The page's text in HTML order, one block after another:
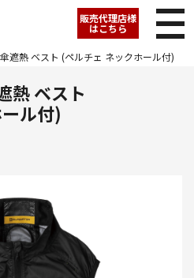
販売代理店様
はこちら
遮熱 ベスト (ペルチェ ネックホール付)
熱 ベスト
ル付)